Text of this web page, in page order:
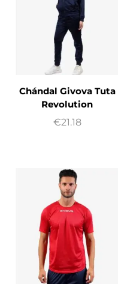
Chándal Givova Tuta
Revolution
€21.18